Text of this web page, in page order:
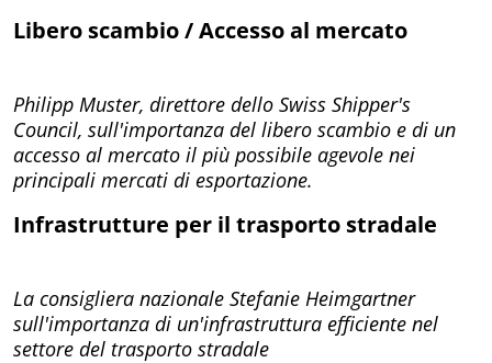
Libero scambio / Accesso al mercato
Philipp Muster, direttore dello Swiss Shipper's
Council, sull'importanza del libero scambio e di un
accesso al mercato il più possibile agevole nei
principali mercati di esportazione.
Infrastrutture per il trasporto stradale
La consigliera nazionale Stefanie Heimgartner
sull'importanza di un'infrastruttura efficiente nel
settore del trasporto stradale